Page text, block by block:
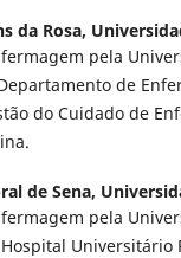
da Rosa,
pela
de
do Cuidado de
de Sena,
pela
Universitário